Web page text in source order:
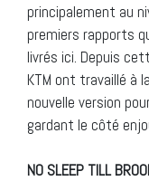
principalement au
premiers rapports
livrés ici. Depuis
KTM ont travaillé à
nouvelle version
gardant le côté
NO SLEEP TILL